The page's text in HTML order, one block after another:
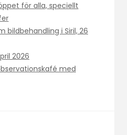
för alla, speciellt
bildbehandling i Siril, 26
2026
med